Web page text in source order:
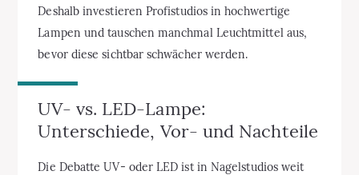
Deshalb investieren Profistudios in hochwertige
Lampen und tauschen manchmal Leuchtmittel aus,
bevor diese sichtbar schwächer werden.
UV- vs. LED-Lampe:
Unterschiede, Vor- und Nachteile
Die Debatte UV- oder LED ist in Nagelstudios weit